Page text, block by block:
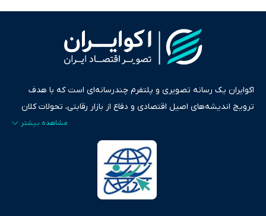
اکوایران یک رسانه تصویری و پلتفرم چندرسانه‌ای است که با هدف
ترویج اندیشه‌های اصیل اقتصادی و دفاع از بازار رقابتی، تحولات کلان
ایران و جهان را در قالب‌های ویدیو، پادکست، متن و گزارش‌های تحلیلی
پایش می‌کند. این رسانه به عنوان منبعی دقیق و قابل اعتماد، فراتر از
اطلاع‌رسانی صرف، به تبیین سیاست‌ها و کارکردهای بازارهای مالی،
سرمایه‌گذاری، تجارت و حوزه‌های نوظهور می‌پردازد. اکوایران با پایبندی
به اصول «انصاف، امانت و صداقت»، بستری برای انعکاس آراء متنوع